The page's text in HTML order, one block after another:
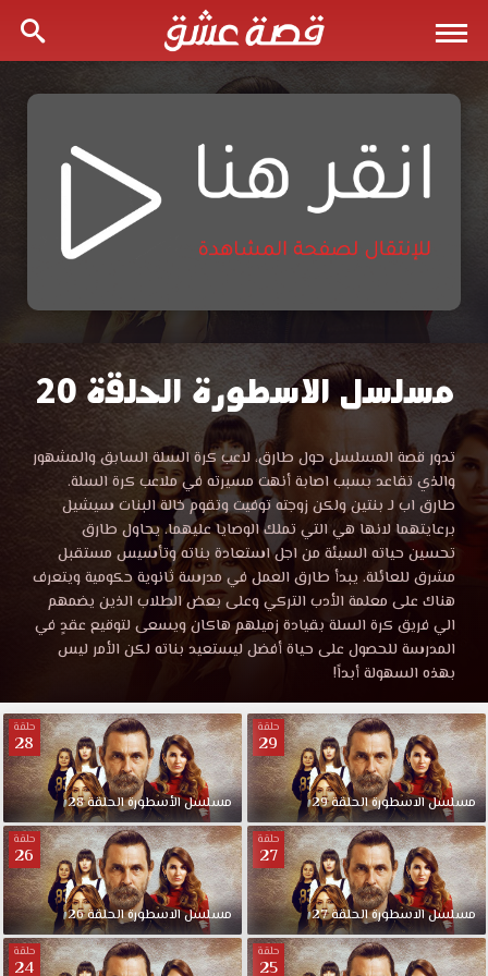
مسلسل
الأسطورة
الحلقة
20
مترجمة
كاملة
قصة
عشق
مسلسل الاسطورة الحلقة 20
مشاهدة
مسلسل
الأسطورة
الحلقة
20
موقع
قصة
عشق
HD.
تدور
المسلسل
حول
طارق،
لاعب
كرة
السلة
السابق
والمشهور
والذي
تقاعد
بسبب
تدور قصة المسلسل حول طارق، لاعب كرة السلة السابق والمشهور
والذي تقاعد بسبب اصابة أنهت مسيرته في ملاعب كرة السلة.
طارق اب لـ بنتين ولكن زوجته توفيت وتقوم خالة البنات سيشيل
برعايتهما لانها هي التي تملك الوصايا عليهما. يحاول طارق
تحسين حياته السيئة من اجل استعادة بناته وتأسيس مستقبل
مشرق للعائلة. يبدأ طارق العمل في مدرسة ثانوية حكومية ويتعرف
هناك على معلمة الأدب التركي وعلى بعض الطلاب الذين يضمهم
الي فريق كرة السلة بقيادة زميلهم هاكان ويسعى لتوقيع عقدٍ في
المدرسة للحصول على حياة أفضل ليستعيد بناته لكن الأمر ليس
بهذه السهولة أبداً!
حلقة
29
مسلسلالاسطورةالحلقة29
حلقة
28
مسلسلالأسطورةالحلقة28
حلقة
27
مسلسلالاسطورةالحلقة27
حلقة
26
مسلسلالاسطورةالحلقة26
حلقة
25
حلقة
24